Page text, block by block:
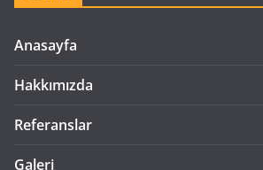
Anasayfa
Hakkımızda
Referanslar
Galeri